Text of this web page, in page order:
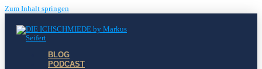
Zum Inhalt springen
BLOG
PODCAST